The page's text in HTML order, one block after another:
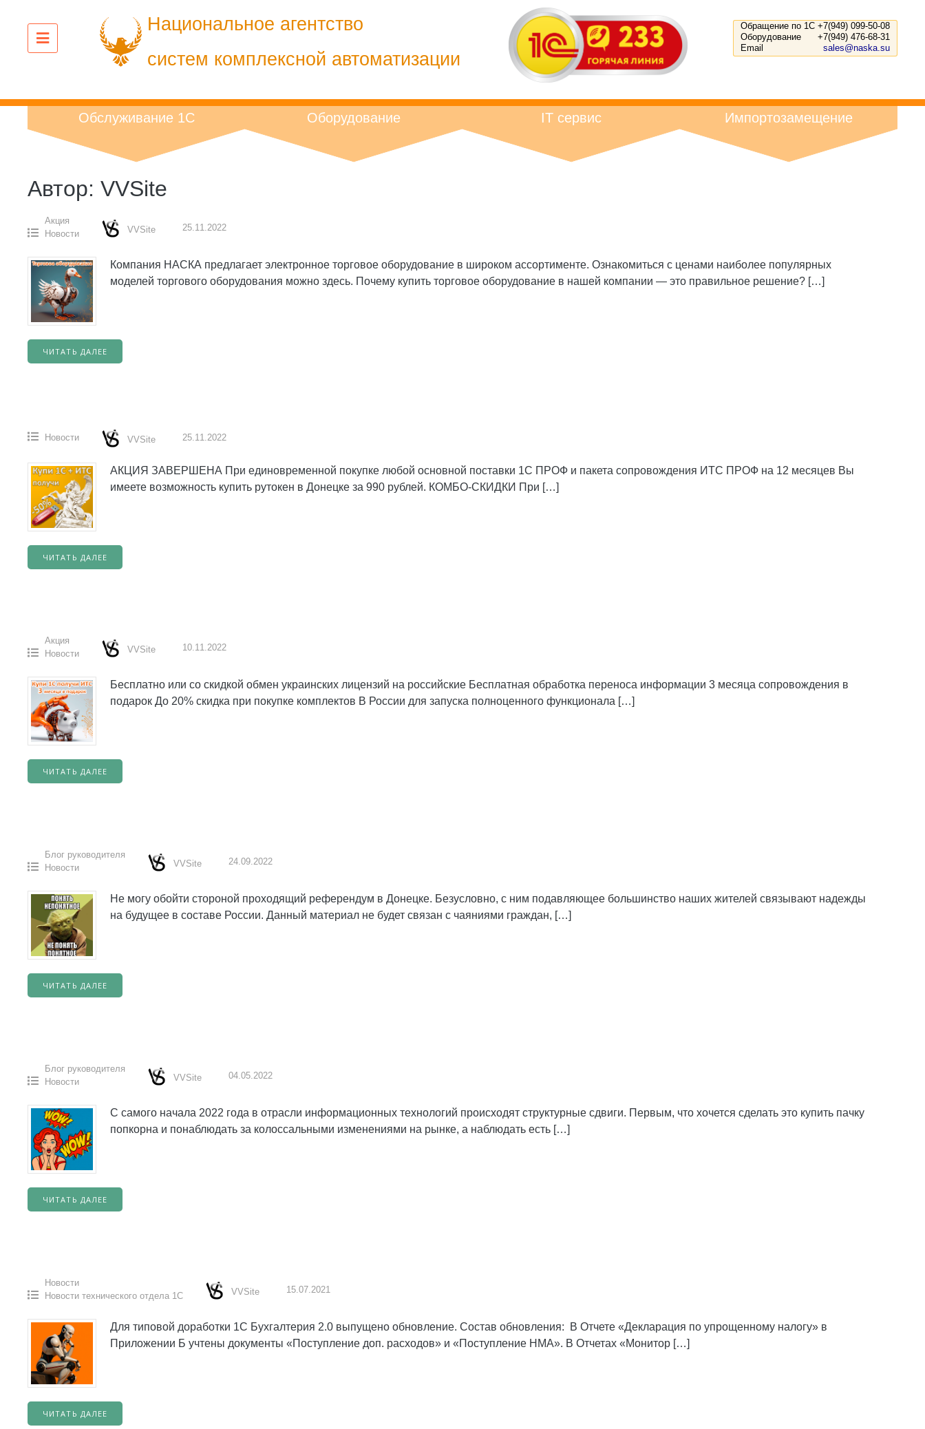
содержанию
Национальное агентство
систем комплексной автоматизации
Обращение по 1С +7(949) 099-50-08
Оборудование
+7(949) 476-68-31
Email
sales@naska.su
Обслуживание 1С Оборудование IT сервис Импортозамещение
Автор: VVSite
Акция
Новости
VVSite 25.11.2022
Компания НАСКА предлагает электронное торговое оборудование в широком ассортименте. Ознакомиться с ценами наиболее популярных
моделей торгового оборудования можно здесь. Почему купить торговое оборудование в нашей компании — это правильное решение? […]
ЧИТАТЬ ДАЛЕЕ
Новости VVSite 25.11.2022
АКЦИЯ ЗАВЕРШЕНА При единовременной покупке любой основной поставки 1С ПРОФ и пакета сопровождения ИТС ПРОФ на 12 месяцев Вы
имеете возможность купить рутокен в Донецке за 990 рублей. КОМБО-СКИДКИ При […]
ЧИТАТЬ ДАЛЕЕ
Акция
Новости
VVSite 10.11.2022
Бесплатно или со скидкой обмен украинских лицензий на российские Бесплатная обработка переноса информации 3 месяца сопровождения в
подарок До 20% скидка при покупке комплектов В России для запуска полноценного функционала […]
ЧИТАТЬ ДАЛЕЕ
Блог руководителя
Новости
VVSite 24.09.2022
Не могу обойти стороной проходящий референдум в Донецке. Безусловно, с ним подавляющее большинство наших жителей связывают надежды
на будущее в составе России. Данный материал не будет связан с чаяниями граждан, […]
ЧИТАТЬ ДАЛЕЕ
Блог руководителя
Новости
VVSite 04.05.2022
С самого начала 2022 года в отрасли информационных технологий происходят структурные сдвиги. Первым, что хочется сделать это купить пачку
попкорна и понаблюдать за колоссальными изменениями на рынке, а наблюдать есть […]
ЧИТАТЬ ДАЛЕЕ
Новости
Новости технического отдела 1С
VVSite 15.07.2021
Для типовой доработки 1С Бухгалтерия 2.0 выпущено обновление. Состав обновления: В Отчете «Декларация по упрощенному налогу» в
Приложении Б учтены документы «Поступление доп. расходов» и «Поступление НМА». В Отчетах «Монитор […]
ЧИТАТЬ ДАЛЕЕ